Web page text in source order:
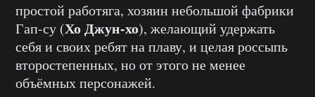
простой работяга, хозяин небольшой фабрики
Гап-су (Хо Джун-хо), желающий удержать
себя и своих ребят на плаву, и целая россыпь
второстепенных, но от этого не менее
объёмных персонажей.